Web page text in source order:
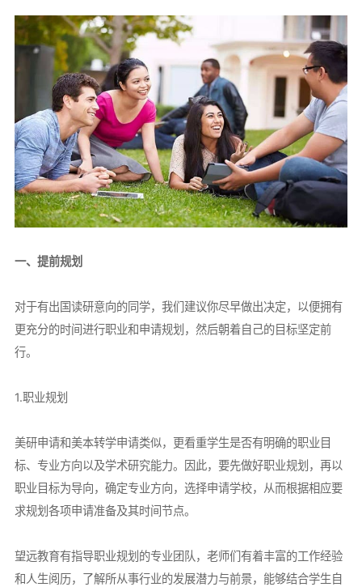
一、提前规划
对于有出国读研意向的同学，我们建议你尽早做出决定，以便拥有
更充分的时间进行职业和申请规划，然后朝着自己的目标坚定前
行。
1.职业规划
美研申请和美本转学申请类似，更看重学生是否有明确的职业目
标、专业方向以及学术研究能力。因此，要先做好职业规划，再以
职业目标为导向，确定专业方向，选择申请学校，从而根据相应要
求规划各项申请准备及其时间节点。
望远教育有指导职业规划的专业团队，老师们有着丰富的工作经验
和人生阅历，了解所从事行业的发展潜力与前景，能够结合学生自